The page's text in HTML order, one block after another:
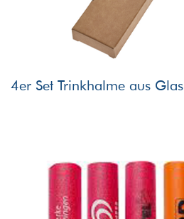
4er Set Trinkhalme aus Glas